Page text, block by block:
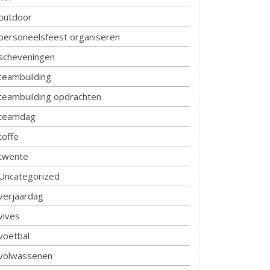
organiseren
opdrachten